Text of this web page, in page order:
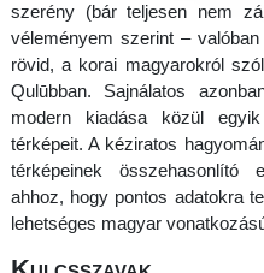
szerény (bár teljesen nem
véleményem szerint –
rövid, a korai magyarokról
Qulūbban. Sajnálatos
modern kiadása közül
térképeit. A kéziratos
térképeinek összehasonlító
ahhoz, hogy pontos adatokra
lehetséges magyar